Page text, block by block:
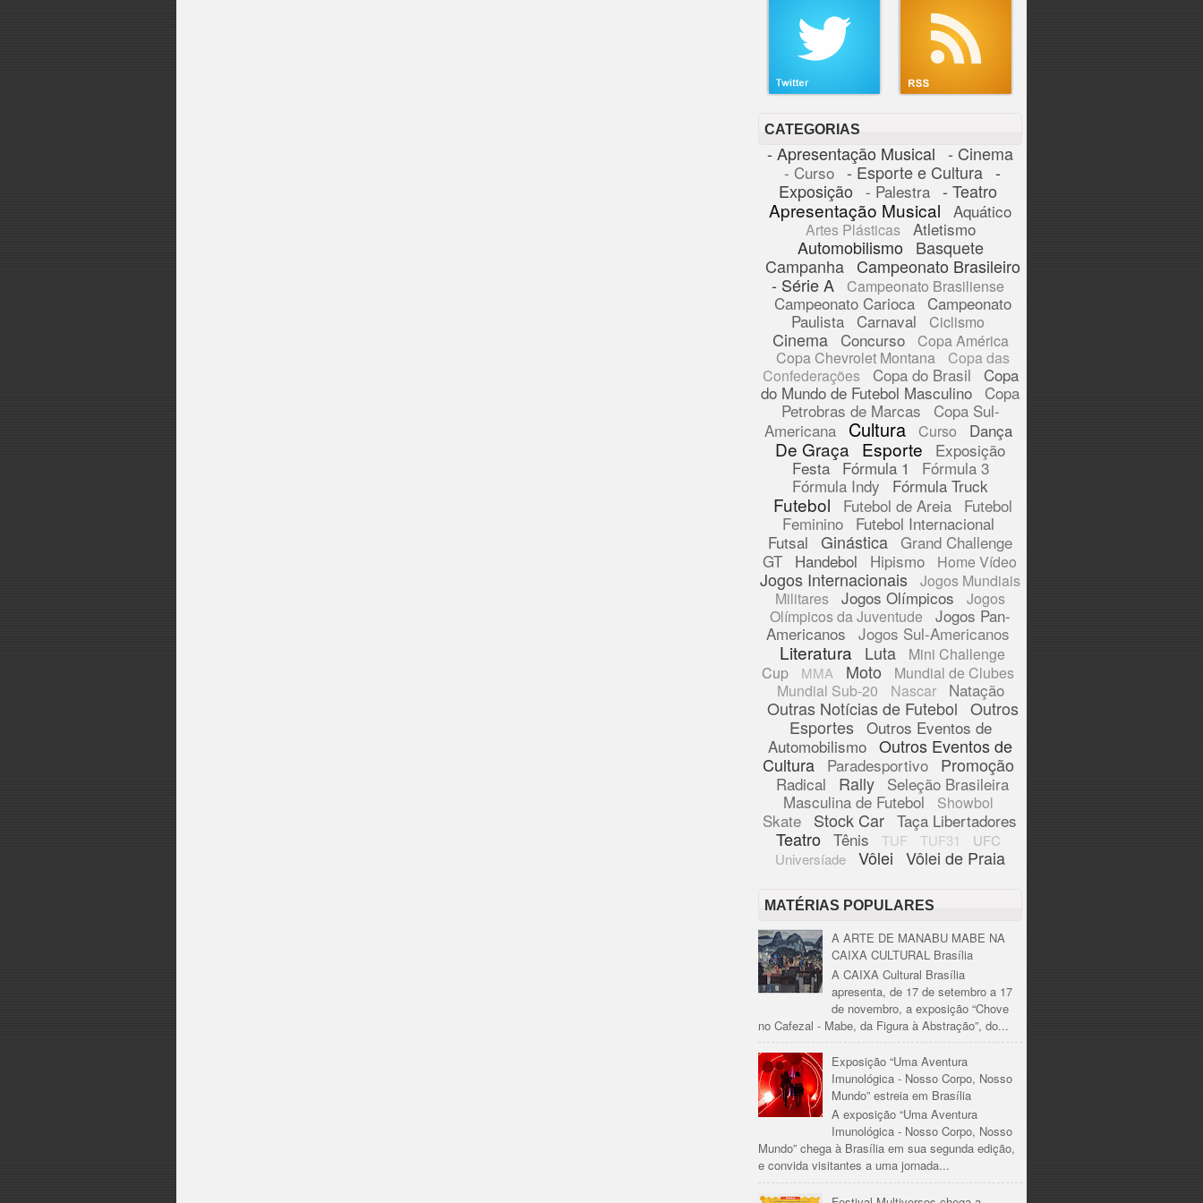
CATEGORIAS
- Apresentação Musical - Cinema
- Curso - Esporte e Cultura -
Exposição - Palestra - Teatro
Apresentação Musical Aquático
Artes Plásticas Atletismo
Automobilismo
Basquete
Campanha Campeonato Brasileiro
- Série A
Campeonato Brasiliense
Campeonato Carioca
Campeonato
Paulista Carnaval Ciclismo
Cinema Concurso
Copa América
Copa Chevrolet Montana
Copa das
Confederações
Copa do Brasil Copa
do Mundo de Futebol Masculino Copa
Petrobras de Marcas
Copa Sul-
Americana
Cultura Curso Dança
De Graça Esporte
Exposição
Festa
Fórmula 1
Fórmula 3
Fórmula Indy
Fórmula Truck
Futebol Futebol de Areia
Futebol
Feminino
Futebol Internacional
Futsal Ginástica Grand Challenge
GT Handebol Hipismo Home Vídeo
Jogos Internacionais
Jogos Mundiais
Militares
Jogos Olímpicos
Jogos
Olímpicos da Juventude
Jogos Pan-
Americanos Jogos Sul-Americanos
Literatura Luta
Mini Challenge
Cup
MMA Moto
Mundial de Clubes
Mundial Sub-20
Nascar Natação
Outras Notícias de Futebol Outros
Esportes Outros Eventos de
Automobilismo Outros Eventos de
Cultura
Paradesportivo Promoção
Radical Rally Seleção Brasileira
Masculina de Futebol
Showbol
Skate Stock Car Taça Libertadores
Teatro Tênis TUF TUF31
UFC
Universíade
Vôlei Vôlei de Praia
MATÉRIAS POPULARES
A ARTE DE MANABU MABE NA
CAIXA CULTURAL Brasília
A CAIXA Cultural Brasília
apresenta, de 17 de setembro a 17
de novembro, a exposição “Chove
no Cafezal - Mabe, da Figura à Abstração”, do...
Exposição “Uma Aventura
Imunológica - Nosso Corpo, Nosso
Mundo” estreia em Brasília
A exposição “Uma Aventura
Imunológica - Nosso Corpo, Nosso
Mundo” chega à Brasília em sua segunda edição,
e convida visitantes a uma jornada...